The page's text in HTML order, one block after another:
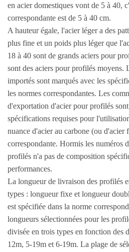
en acier domestiques vont de 5 à 40,
correspondante est de 5 à 40 cm.
A hauteur égale, l'acier léger a des
plus fine et un poids plus léger que
18 à 40 sont de grands aciers pour
sont des aciers pour profilés moyens.
importés sont marqués avec les
les normes correspondantes. Les
d'exportation d'acier pour profilés sont
spécifications requises pour
nuance d'acier au carbone (ou d'acier
correspondante. Hormis les numéros
profilés n'a pas de composition
performances.
La longueur de livraison des profilés
types : longueur fixe et longueur
est spécifiée dans la norme
longueurs sélectionnées pour les
divisée en trois types en fonction des
12m, 5-19m et 6-19m. La plage de